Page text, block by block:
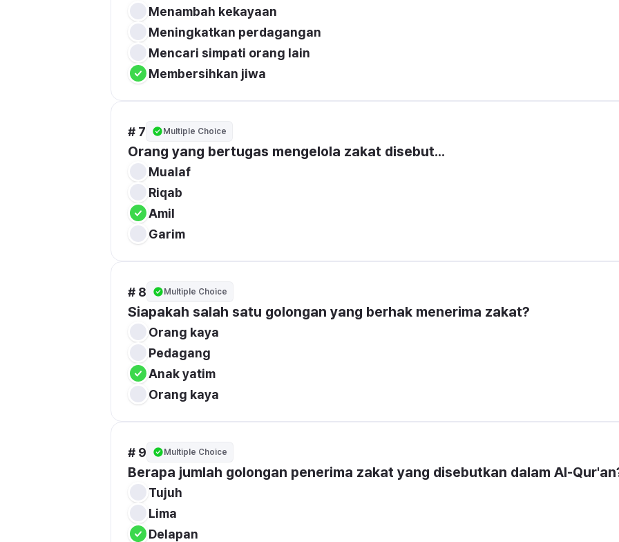
Menambah kekayaan
Meningkatkan perdagangan
Mencari simpati orang lain
Membersihkan jiwa
# 7 Multiple Choice
Orang yang bertugas mengelola zakat disebut...
Mualaf
Riqab
Amil
Garim
# 8 Multiple Choice
Siapakah salah satu golongan yang berhak menerima zakat?
Orang kaya
Pedagang
Anak yatim
Orang kaya
# 9 Multiple Choice
Berapa jumlah golongan penerima zakat yang disebutkan dalam Al-
Tujuh
Lima
Delapan